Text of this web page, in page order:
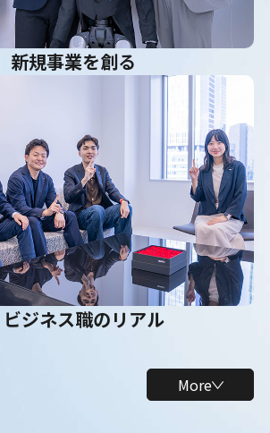
新規事業を創る
ビジネス職のリアル
More